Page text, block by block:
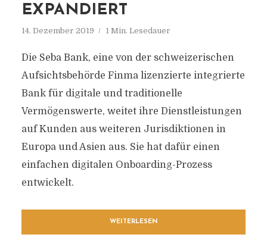
EXPANDIERT
14. Dezember 2019 1 Min. Lesedauer
Die Seba Bank, eine von der schweizerischen
Aufsichtsbehörde Finma lizenzierte integrierte
Bank für digitale und traditionelle
Vermögenswerte, weitet ihre Dienstleistungen
auf Kunden aus weiteren Jurisdiktionen in
Europa und Asien aus. Sie hat dafür einen
einfachen digitalen Onboarding-Prozess
entwickelt.
WEITERLESEN